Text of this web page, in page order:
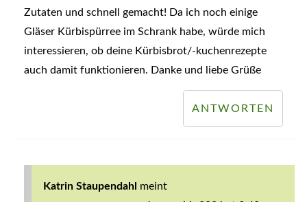
Zutaten und schnell gemacht! Da ich noch einige
Gläser Kürbispürree im Schrank habe, würde mich
interessieren, ob deine Kürbisbrot/-kuchenrezepte
auch damit funktionieren. Danke und liebe Grüße
ANTWORTEN
Katrin Staupendahl meint